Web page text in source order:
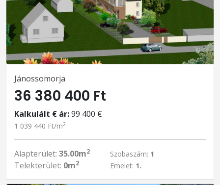
Jánossomorja
36 380 400 Ft
Kalkulált € ár:99 400 €
1 039 440 Ft/m2
Alapterület: 35.00m2
Telekterület: 0m2
Szobaszám: 1
Emelet: 1.